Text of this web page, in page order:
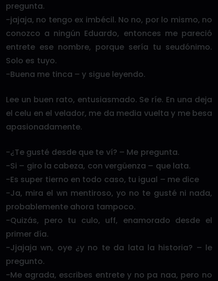
pregunta.
-jajaja, no tengo ex imbécil. No no, por lo mismo, no
conozco a ningún Eduardo, entonces me pareció
entrete ese nombre, porque sería tu seudónimo.
Solo es tuyo.
-Buena me tinca – y sigue leyendo.
Lee un buen rato, entusiasmado. Se ríe. En una deja
el celu en el velador, me da media vuelta y me besa
apasionadamente.
-¿Te gusté desde que te ví? – Me pregunta.
-Si – giro la cabeza, con vergüenza – que lata.
-Es super tierno en todo caso, tu igual – me dice
-Ja, mira el wn mentiroso, yo no te gusté ni nada,
probablemente ahora tampoco.
-Quizás, pero tu culo, uff, enamorado desde el
primer día.
-Jjajaja wn, oye ¿y no te da lata la historia? – le
pregunto.
-Me agrada, escribes entrete y no pa naa, pero no